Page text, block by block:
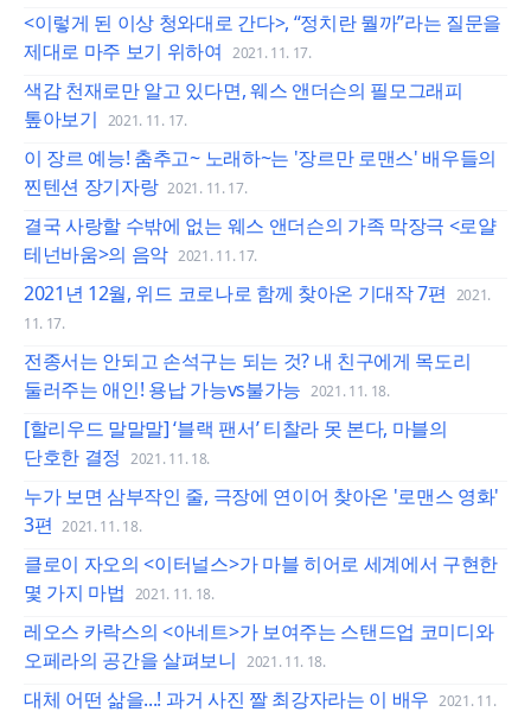
<이렇게 된 이상 청와대로 간다>, “정치란 뭘까”라는 질문을
제대로 마주 보기 위하여 2021. 11. 17.
색감 천재로만 알고 있다면, 웨스 앤더슨의 필모그래피
톺아보기 2021. 11. 17.
이 장르 예능! 춤추고~ 노래하~는 '장르만 로맨스' 배우들의
찐텐션 장기자랑 2021. 11. 17.
결국 사랑할 수밖에 없는 웨스 앤더슨의 가족 막장극 <로얄
테넌바움>의 음악 2021. 11. 17.
2021년 12월, 위드 코로나로 함께 찾아온 기대작 7편 2021.
11. 17.
전종서는 안되고 손석구는 되는 것? 내 친구에게 목도리
둘러주는 애인! 용납 가능vs불가능 2021. 11. 18.
[할리우드 말말말] ‘블랙 팬서’ 티찰라 못 본다, 마블의
단호한 결정 2021. 11. 18.
누가 보면 삼부작인 줄, 극장에 연이어 찾아온 '로맨스 영화'
3편 2021. 11. 18.
클로이 자오의 <이터널스>가 마블 히어로 세계에서 구현한
몇 가지 마법 2021. 11. 18.
레오스 카락스의 <아네트>가 보여주는 스탠드업 코미디와
오페라의 공간을 살펴보니 2021. 11. 18.
대체 어떤 삶을...! 과거 사진 짤 최강자라는 이 배우 2021. 11.